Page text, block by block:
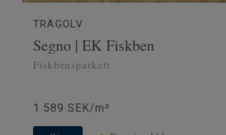
TRÄGOLV
Segno | EK Fiskben
Fiskbensparkett
1 589 SEK/m²